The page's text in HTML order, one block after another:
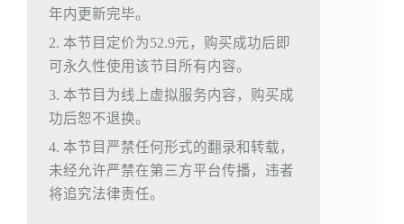
年内更新完毕。
2. 本节目定价为52.9元，购买成功后即
可永久性使用该节目所有内容。
3. 本节目为线上虚拟服务内容，购买成
功后恕不退换。
4. 本节目严禁任何形式的翻录和转载，
未经允许严禁在第三方平台传播，违者
将追究法律责任。